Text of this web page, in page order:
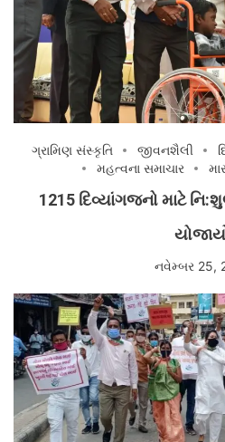
ગ્રામિણ સંસ્કૃતિ જીવનશૈલી
મહત્વના સમાચાર
1215 દિવ્યાંગજનો માટે
નવેમ્બર 25,